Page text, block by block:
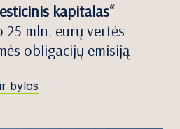
kapitalas“
mln. eurų vertės
obligacijų emisiją
bylos